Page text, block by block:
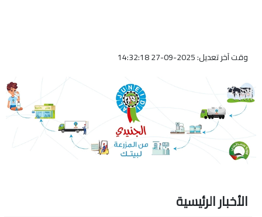
وقت آخر تعديل: 2025-09-27 14:32:18
الأخبار الرئيسية